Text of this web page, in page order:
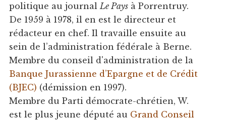
politique au journal Le Paysà Porrentruy.
De 1959 à 1978, il en est le directeur et
rédacteur en chef. Il travaille ensuite au
sein de l’administration fédérale à Berne.
Membre du conseil d'administration de la
Banque Jurassienne d’Epargne et de Crédit
(BJEC) (démission en 1997).
Membre du Parti démocrate-chrétien, W.
est le plus jeune député au Grand Conseil